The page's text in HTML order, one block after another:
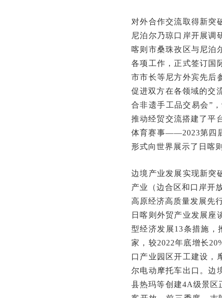
对外合作交流取得新突
尼泊尔乃琼口岸开展调
喀则市桑珠孜区与尼泊
各项工作，正式签订国
市市长等尼方外宾先后
促进双方在各领域的交
合非遗手工品交易会”
推动经贸交流搭建了平
体育赛事——2023第四
形式向世界展示了日喀
边境产业发展实现新突
产业（边合区和口岸开
高原经济高质量发展先
日喀则外贸产业发展座
型经济发展13条措施，
家，较2022年底增长
口产业园区开工建设，
尔电动摩托车出口。边
县热玛等创建4A级景区